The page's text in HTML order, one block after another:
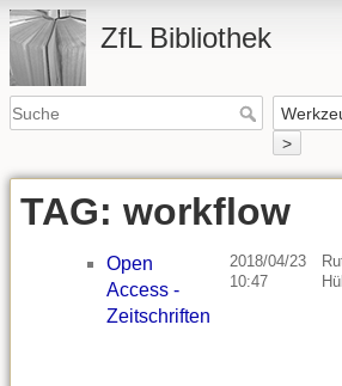
ZfL Bibliothek
>
TAG: workflow
Open
Access -
Zeitschriften
2018/04/23
10:47